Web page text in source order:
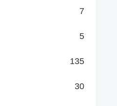
7
5
135
30